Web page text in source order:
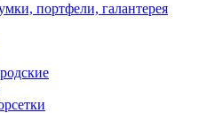
портфели, галантерея